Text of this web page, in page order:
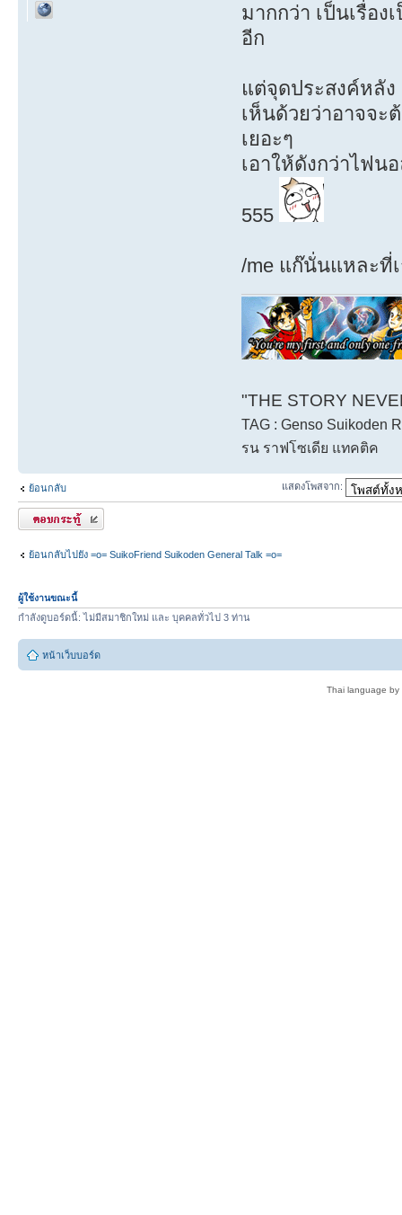
มากกว่า เป็นเรื่อ
อีก
แต่จุดประสงค์หลั
เห็นด้วยว่าอาจจ
เยอะๆ
เอาให้ดังกว่าไฟน
555
/me แก๊นั่นแหละที่
"THE STORY
TAG : Genso Suikoden
รน ราฟโซเดีย แทคติค
ย้อนกลับ แสดงโพสจาก:
ตอบกระทู้
ย้อนกลับไปยัง =o= SuikoFriend Suikoden General Talk =o=
ผู้ใช้งานขณะนี้
กำลังดูบอร์ดนี้: ไม่มีสมาชิกใหม่ และ บุคคลทั่วไป 3 ท่าน
หน้าเว็บบอร์ด
Thai language by